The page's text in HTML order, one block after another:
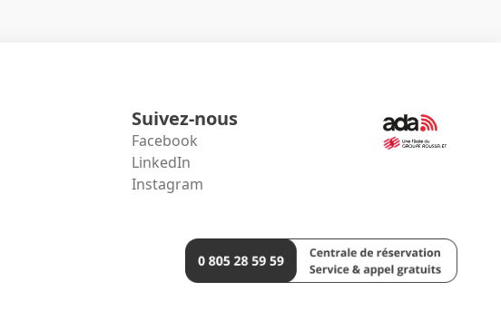
Suivez-nous
Facebook
LinkedIn
Instagram